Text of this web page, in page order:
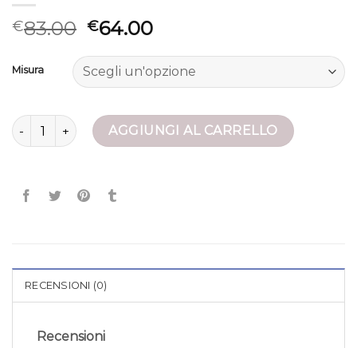
€83.00 €64.00
Misura
giacca 100 grammi donna quantità
AGGIUNGI AL CARRELLO
RECENSIONI (0)
Recensioni